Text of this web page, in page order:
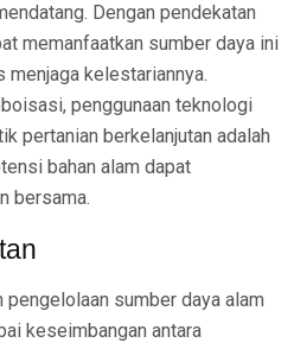
Dengan pendekatan
memanfaatkan sumber daya ini
kelestariannya.
penggunaan teknologi
pertanian berkelanjutan adalah
bahan alam dapat
bersama.
sumber daya alam
keseimbangan antara